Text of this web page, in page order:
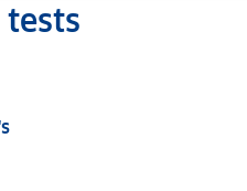
Auto tests